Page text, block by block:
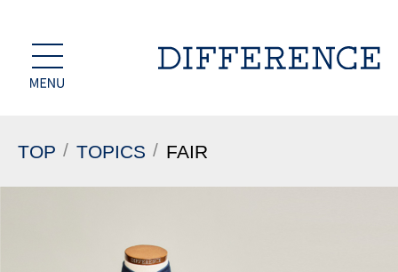
TOP TOPICS FAIR